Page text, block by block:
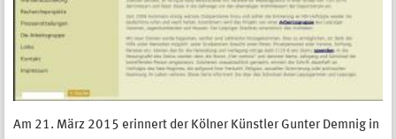
Am 21. März 2015 erinnert der Kölner Künstler Gunter Demnig in